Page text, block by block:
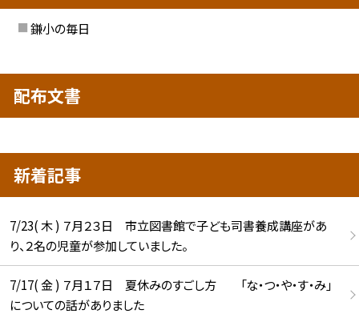
鎌小の毎日
配布文書
新着記事
7/23( 木 ) ７月２３日 市立図書館で子ども司書養成講座があ
り、２名の児童が参加していました。
7/17( 金 ) ７月１７日 夏休みのすごし方 「な・つ・や・す・み」
についての話がありました